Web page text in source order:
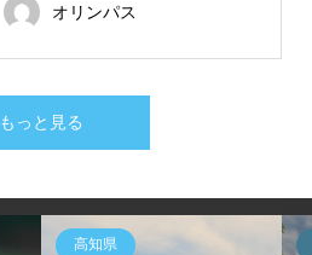
オリンパス
もっと見る
高知県